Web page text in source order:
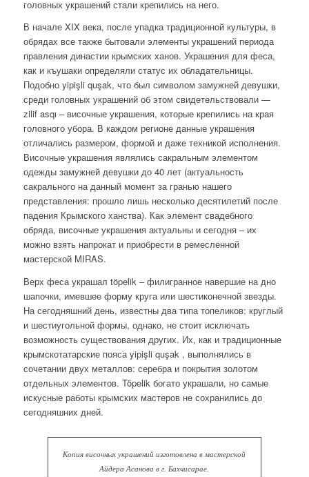
головных украшений стали крепились на него.
В начале XIX века, после упадка традиционной культуры, в
обрядах все также бытовали элементы украшений периода
правления династии крымских ханов. Украшения для феса,
как и къушаки определяли статус их обладательницы.
Подобно yiрişli quşak, что был символом замужней девушки,
среди головных украшений об этом свидетельствовали —
zilif asqı – височные украшения, которые крепились на края
головного убора. В каждом регионе данные украшения
отличались размером, формой и даже техникой исполнения.
Височные украшения являлись сакральным элементом
одежды замужней девушки до 40 лет (актуальность
сакрального на данный момент за гранью нашего
представления: прошло лишь несколько десятилетий после
падения Крымского ханства). Как элемент свадебного
обряда, височные украшения актуальны и сегодня – их
можно взять напрокат и приобрести в ремесленной
мастерской MIRAS.
Верх феса украшал töpelik – филигранное навершие на дно
шапочки, имевшее форму круга или шестиконечной звезды.
На сегодняшний день, известны два типа топеликов: круглый
и шестиугольной формы, однако, не стоит исключать
возможность существования других. Их, как и традиционные
крымскотатарские пояса yiрişli quşak , выполнялись в
сочетании двух металлов: серебра и покрытия золотом
отдельных элементов. Töpelik богато украшали, но самые
искусные работы крымских мастеров не сохранились до
сегодняшних дней.
Копия височных украшений изготовлена в мастерской
Айдера Асанова в г. Бахчисарае.